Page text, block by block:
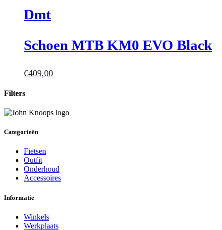
Dmt
Schoen MTB KM0 EVO Black
€409,00
Filters
Categorieën
Fietsen
Outfit
Onderhoud
Accessoires
Informatie
Winkels
Werkplaats